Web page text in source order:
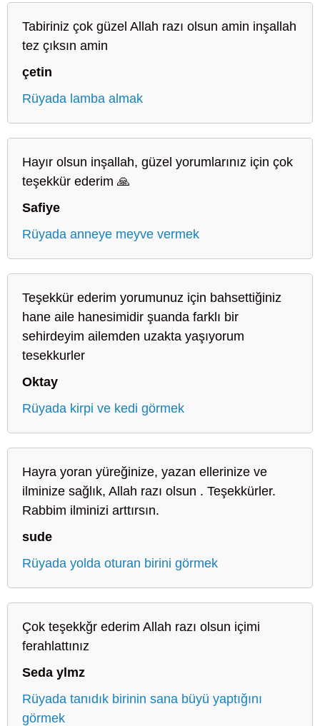
Tabiriniz çok güzel Allah razı olsun amin inşallah
tez çıksın amin
çetin
Rüyada lamba almak
Hayır olsun inşallah, güzel yorumlarınız için çok
teşekkür ederim 🙏
Safiye
Rüyada anneye meyve vermek
Teşekkür ederim yorumunuz için bahsettiğiniz
hane aile hanesimidir şuanda farklı bir
sehirdeyim ailemden uzakta yaşıyorum
tesekkurler
Oktay
Rüyada kirpi ve kedi görmek
Hayra yoran yüreğinize, yazan ellerinize ve
ilminize sağlık, Allah razı olsun . Teşekkürler.
Rabbim ilminizi arttırsın.
sude
Rüyada yolda oturan birini görmek
Çok teşekkğr ederim Allah razı olsun içimi
ferahlattınız
Seda ylmz
Rüyada tanıdık birinin sana büyü yaptığını
görmek